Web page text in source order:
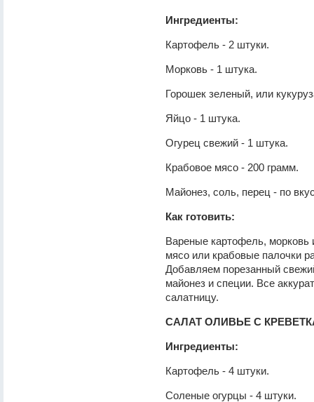
Ингредиенты:
Картофель - 2 штуки.
Морковь - 1 штука.
Горошек зеленый, или
Яйцо - 1 штука.
Огурец свежий - 1 штука.
Крабовое мясо - 200 грамм.
Майонез, соль, перец - по
Как готовить:
Вареные картофель, морковь
мясо или крабовые палочки
Добавляем порезанный
майонез и специи. Все
салатницу.
САЛАТ ОЛИВЬЕ С
Ингредиенты:
Картофель - 4 штуки.
Соленые огурцы - 4 штуки.